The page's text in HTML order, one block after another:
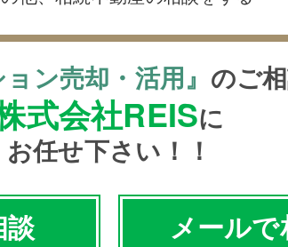
ン売却・活用』 のご
式会社REISに
お任せ下さい！！
談 メールで